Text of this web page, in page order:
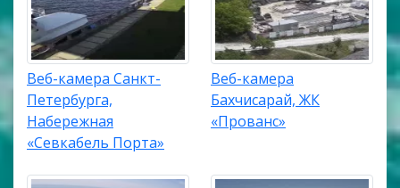
Веб-камера Санкт-
Петербурга,
Набережная
«Севкабель Порта»
Веб-камера
Бахчисарай, ЖК
«Прованс»